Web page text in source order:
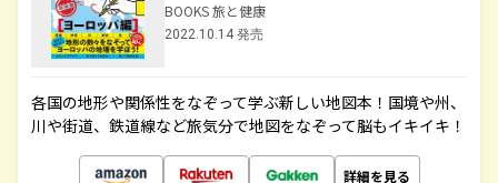
BOOKS 旅と健康
2022.10.14 発売
各国の地形や関係性をなぞって学ぶ新しい地図本！国境や州、
川や街道、鉄道線など旅気分で地図をなぞって脳もイキイキ！
詳細を見る